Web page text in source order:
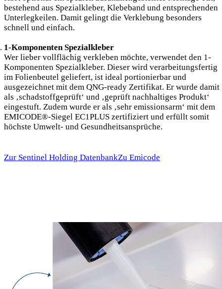
bestehend aus Spezialkleber, Klebeband und entsprechenden
Unterlegkeilen. Damit gelingt die Verklebung besonders
schnell und einfach.
1-Komponenten Spezialkleber
Wer lieber vollflächig verkleben möchte, verwendet den 1-
Komponenten Spezialkleber. Dieser wird verarbeitungsfertig
im Folienbeutel geliefert, ist ideal portionierbar und
ausgezeichnet mit dem QNG-ready Zertifikat. Er wurde damit
als ‚schadstoffgeprüft‘ und ‚geprüft nachhaltiges Produkt‘
eingestuft. Zudem wurde er als ‚sehr emissionsarm‘ mit dem
EMICODE®-Siegel EC1PLUS zertifiziert und erfüllt somit
höchste Umwelt- und Gesundheitsansprüche.
Zur Sentinel Holding DatenbankZu Emicode